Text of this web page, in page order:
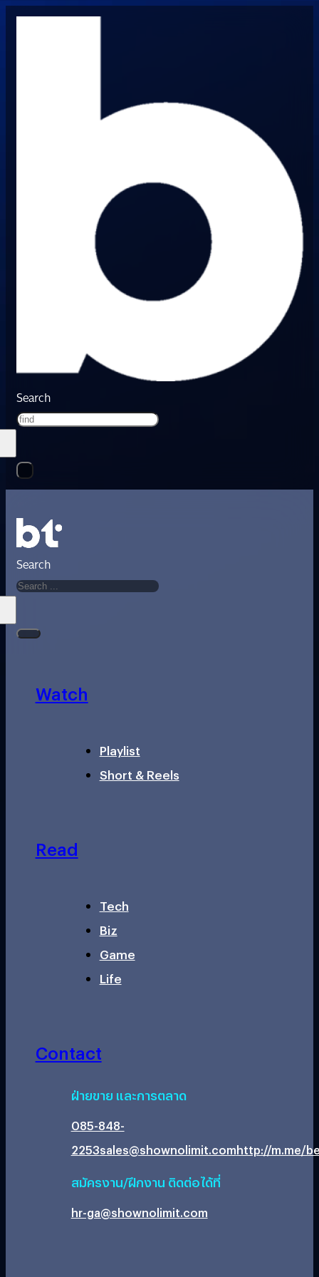
Search
Search
Watch
Playlist
Short & Reels
Read
Tech
Biz
Game
Life
Contact
ฝ่ายขาย และการตลาด
085-848-
2253sales@shownolimit.comhttp://m.me/
สมัครงาน/ฝึกงาน ติดต่อได้ที่
hr-ga@shownolimit.com